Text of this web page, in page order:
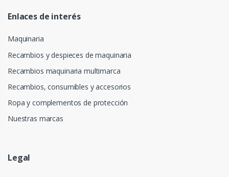
Enlaces de interés
Maquinaria
Recambios y despieces de maquinaria
Recambios maquinaria multimarca
Recambios, consumibles y accesorios
Ropa y complementos de protección
Nuestras marcas
Legal